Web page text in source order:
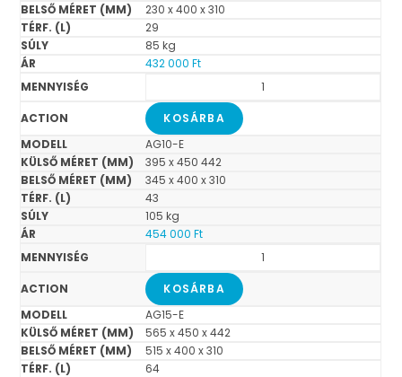
230 x 400 x 310
29
85 kg
432 000Ft
KOSÁRBA
AG10-E
395 x 450 442
345 x 400 x 310
43
105 kg
454 000Ft
KOSÁRBA
AG15-E
565 x 450 x 442
515 x 400 x 310
64